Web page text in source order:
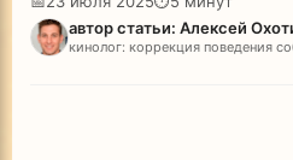
автор статьи: Алексей
кинолог: коррекция поведения